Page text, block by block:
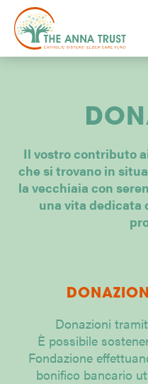
Il vostro contributo
che si trovano in
la vecchiaia con
una vita dedicata
Donazioni
È possibile
Fondazione
bonifico bancario